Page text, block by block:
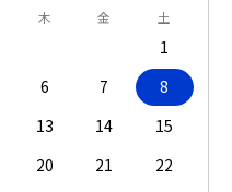
木 金 土
1
6 7
8
13 14
15
20 21
22